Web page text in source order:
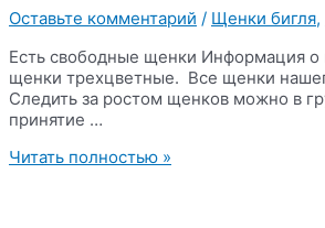
Meute
Charline
Оставьте комментарий / Щенки бигля,
Есть свободные щенки Информация о
щенки трехцветные. Все щенки
Следить за ростом щенков можно в
принятие …
Помет
Читать полностью »